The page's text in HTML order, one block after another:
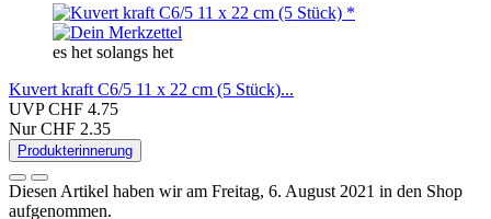
es het solangs het
Kuvert kraft C6/5 11 x 22 cm (5 Stück)...
UVP CHF 4.75
Nur CHF 2.35
Produkterinnerung
Diesen Artikel haben wir am Freitag, 6. August 2021 in den Shop
aufgenommen.